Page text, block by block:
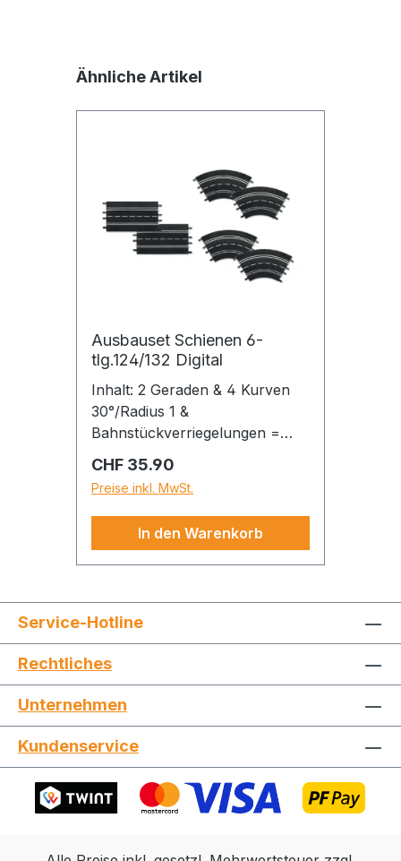
Jetzt die Website deinen Freunden zeigen
Whatsapp
Produktgalerie überspringen
Ähnliche Artikel
Ausbauset Schienen 6-
tlg.124/132 Digital
Inhalt: 2 Geraden & 4 Kurven
30°/Radius 1 &
Bahnstückverriegelungen =
Massstab 1:24 Empfohlen ab
8 Jahren
Regulärer Preis:
CHF 35.90
Preise inkl. MwSt.
In den Warenkorb
Service-Hotline
Rechtliches
Unternehmen
Kundenservice